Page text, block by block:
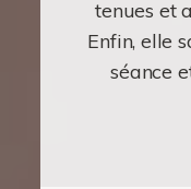
tenues et
Enfin, elle
séance